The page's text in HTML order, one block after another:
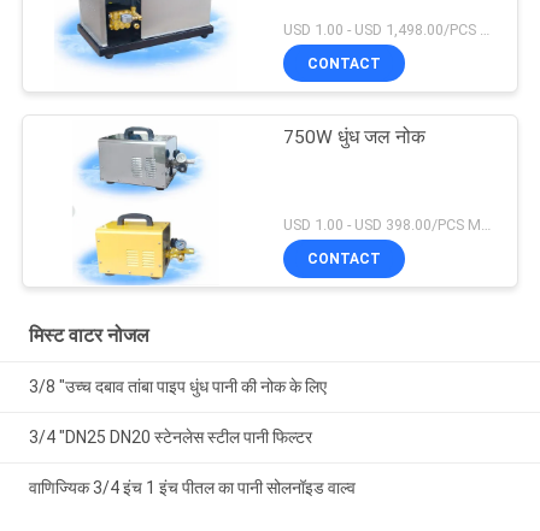
CONTACT
750W धुंध जल नोक
USD 1.00 - USD 398.00/PCS MOQ:1 टुकड़ा
CONTACT
मिस्ट वाटर नोजल
3/8 "उच्च दबाव तांबा पाइप धुंध पानी की नोक के लिए
3/4 "DN25 DN20 स्टेनलेस स्टील पानी फिल्टर
वाणिज्यिक 3/4 इंच 1 इंच पीतल का पानी सोलनॉइड वाल्व